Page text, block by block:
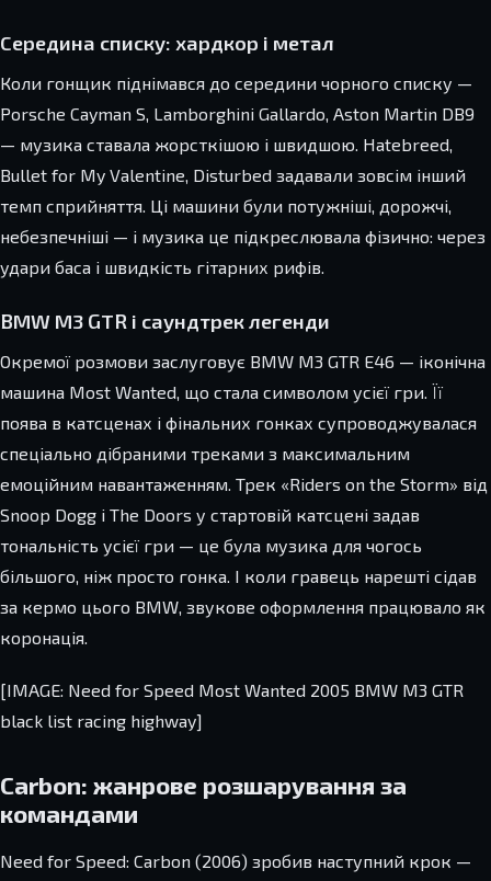
Середина списку: хардкор і метал
Коли гонщик піднімався до середини чорного списку —
Porsche Cayman S, Lamborghini Gallardo, Aston Martin DB9
— музика ставала жорсткішою і швидшою. Hatebreed,
Bullet for My Valentine, Disturbed задавали зовсім інший
темп сприйняття. Ці машини були потужніші, дорожчі,
небезпечніші — і музика це підкреслювала фізично: через
удари баса і швидкість гітарних рифів.
BMW M3 GTR і саундтрек легенди
Окремої розмови заслуговує BMW M3 GTR E46 — іконічна
машина Most Wanted, що стала символом усієї гри. Її
поява в катсценах і фінальних гонках супроводжувалася
спеціально дібраними треками з максимальним
емоційним навантаженням. Трек «Riders on the Storm» від
Snoop Dogg і The Doors у стартовій катсцені задав
тональність усієї гри — це була музика для чогось
більшого, ніж просто гонка. І коли гравець нарешті сідав
за кермо цього BMW, звукове оформлення працювало як
коронація.
[IMAGE: Need for Speed Most Wanted 2005 BMW M3 GTR
black list racing highway]
Carbon: жанрове розшарування за
командами
Need for Speed: Carbon (2006) зробив наступний крок —